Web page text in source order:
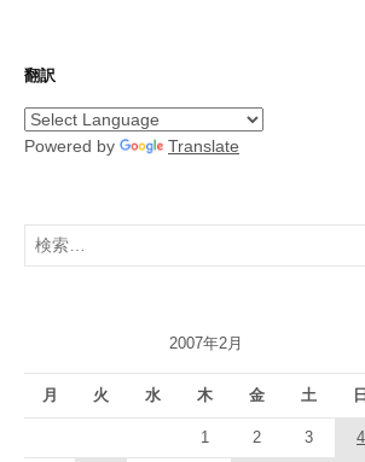
翻訳
Powered by Translate
検
索:
2007年2月
月 火 水 木 金 土 日
1 2 3 4